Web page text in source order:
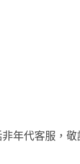
年代客服，敬